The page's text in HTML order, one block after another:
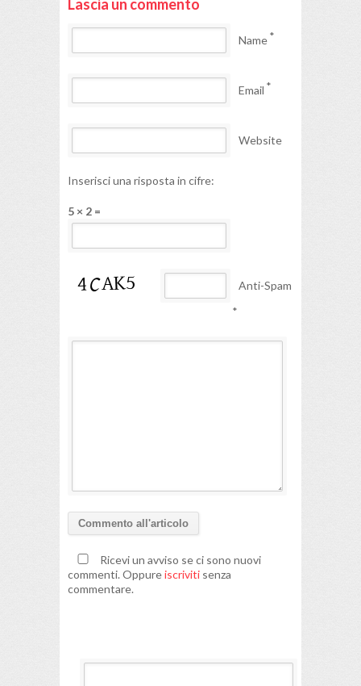
Lascia un commento
Name*
Email *
Website
Inserisci una risposta in cifre:
5 × 2 =
Anti-Spam
*
Ricevi un avviso se ci sono nuovi
commenti. Oppureiscriviti senza
commentare.